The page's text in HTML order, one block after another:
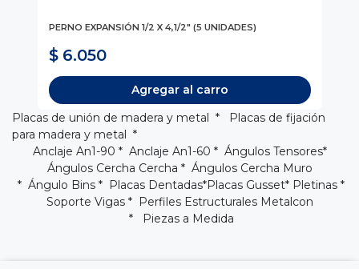
PERNO EXPANSIÓN 1/2 X 4,1/2" (5 UNIDADES)
$ 6.050
Agregar al carro
Placas de unión de madera y metal * Placas de fijación
para madera y metal *
Anclaje An1-90 * Anclaje An1-60 * Ángulos Tensores*
Ángulos Cercha Cercha * Ángulos Cercha Muro
* Ángulo Bins * Placas Dentadas*Placas Gusset* Pletinas *
Soporte Vigas* Perfiles Estructurales Metalcon
* Piezas a Medida